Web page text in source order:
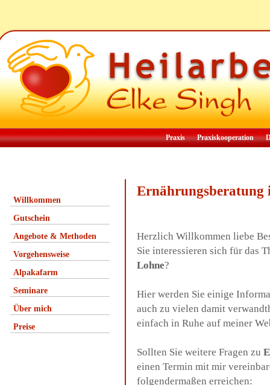
Praxis Praxiskooperation
Willkommen
Gutschein
Angebote & Methoden
Vorgehensweise
Alpakafarm
Seminare
Über mich
Preise
Ernährungsberatung
Herzlich Willkommen liebe
Sie interessieren sich für das
Lohne?
Hier werden Sie einige
auch zu vielen damit
einfach in Ruhe auf meiner
Sollten Sie weitere Fragen zu
einen Termin mit mir
folgendermaßen erreichen: